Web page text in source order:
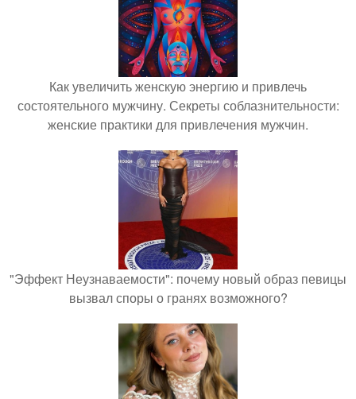
Как увеличить женскую энергию и привлечь
состоятельного мужчину. Секреты соблазнительности:
женские практики для привлечения мужчин.
"Эффект Неузнаваемости": почему новый образ певицы
вызвал споры о гранях возможного?